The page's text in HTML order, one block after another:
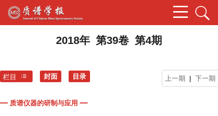
2018年 第39卷 第4期
上一期 | 下一期
栏目 封面 目录
质谱仪器的研制与应用